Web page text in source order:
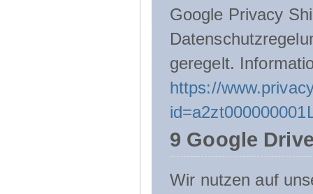
Google Privacy
geregelt.
https://
9 Google
Wir nutzen auf